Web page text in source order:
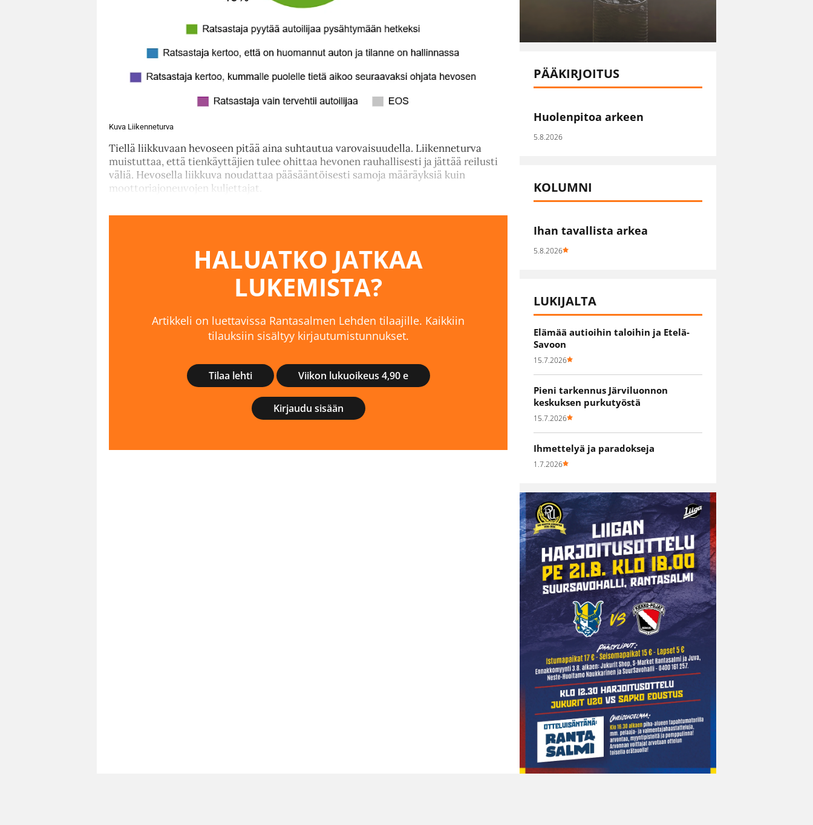
Kuva Liikenneturva
Tiellä liikkuvaan hevoseen pitää aina suhtautua varovaisuudella. Liikenneturva
muistuttaa, että tienkäyttäjien tulee ohittaa hevonen rauhallisesti ja jättää reilusti
väliä. Hevosella liikkuva noudattaa pääsääntöisesti samoja määräyksiä kuin
moottoriajoneuvojen kuljettajat.
HALUATKO JATKAA
LUKEMISTA?
Artikkeli on luettavissa Rantasalmen Lehden tilaajille. Kaikkiin
tilauksiin sisältyy kirjautumistunnukset.
Tilaa lehti Viikon lukuoikeus 4,90 e
Kirjaudu sisään
PÄÄKIRJOITUS
Huolenpitoa arkeen
5.8.2026
KOLUMNI
Ihan tavallista arkea
5.8.2026
LUKIJALTA
Elämää autioihin taloihin ja Etelä-
Savoon
15.7.2026
Pieni tarkennus Järviluonnon
keskuksen purkutyöstä
15.7.2026
Ihmettelyä ja paradokseja
1.7.2026